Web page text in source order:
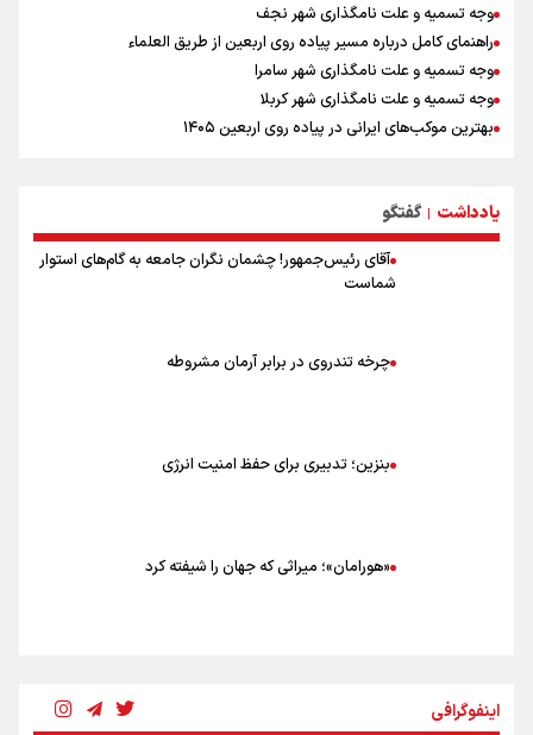
وجه تسمیه و علت نامگذاری شهر نجف
راهنمای کامل درباره مسیر پیاده روی اربعین از طریق العلماء
وجه تسمیه و علت نامگذاری شهر سامرا
وجه تسمیه و علت نامگذاری شهر کربلا
بهترین موکب‌های ایرانی در پیاده روی اربعین ۱۴۰۵
۲۰ نکته دوستانه درباره پیاده روی اربعین و عراقی ها
یادداشت | گفتگو
آقای رئیس‌جمهور! چشمان نگران جامعه به گام‌های استوار
شماست
چرخه تندروی در برابر آرمان مشروطه
بنزین؛ تدبیری برای حفظ امنیت انرژی
«هورامان»؛ میراثی که جهان را شیفته کرد
اینفوگرافی